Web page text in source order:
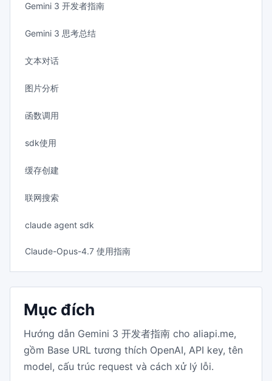
Gemini 3 开发者指南
Gemini 3 思考总结
文本对话
图片分析
函数调用
sdk使用
缓存创建
联网搜索
claude agent sdk
Claude-Opus-4.7 使用指南
Mục đích
Hướng dẫn Gemini 3 开发者指南 cho aliapi.me,
gồm Base URL tương thích OpenAI, API key, tên
model, cấu trúc request và cách xử lý lỗi.